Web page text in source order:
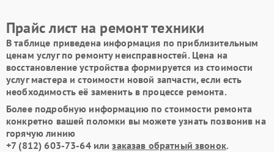
Прайс лист на ремонт техники
В таблице приведена информация по приблизительным
ценам услуг по ремонту неисправностей. Цена на
восстановление устройства формируется из стоимости
услуг мастера и стоимости новой запчасти, если есть
необходимость её заменить в процессе ремонта.
Более подробную информацию по стоимости ремонта
конкретно вашей поломки вы можете узнать позвонив на
горячую линию
+7 (812) 603-73-64илизаказав обратный звонок.